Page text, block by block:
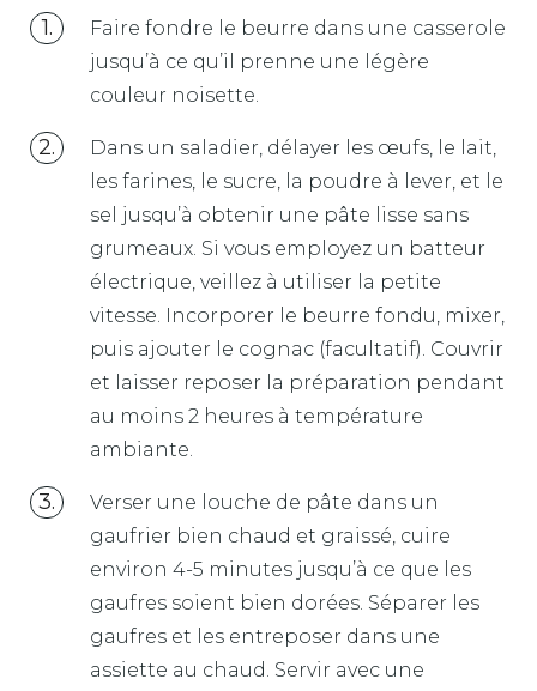
Faire fondre le beurre dans une casserole
jusqu’à ce qu’il prenne une légère
couleur noisette.
Dans un saladier, délayer les œufs, le lait,
les farines, le sucre, la poudre à lever, et le
sel jusqu’à obtenir une pâte lisse sans
grumeaux. Si vous employez un batteur
électrique, veillez à utiliser la petite
vitesse. Incorporer le beurre fondu, mixer,
puis ajouter le cognac (facultatif). Couvrir
et laisser reposer la préparation pendant
au moins 2 heures à température
ambiante.
Verser une louche de pâte dans un
gaufrier bien chaud et graissé, cuire
environ 4-5 minutes jusqu’à ce que les
gaufres soient bien dorées. Séparer les
gaufres et les entreposer dans une
assiette au chaud. Servir avec une